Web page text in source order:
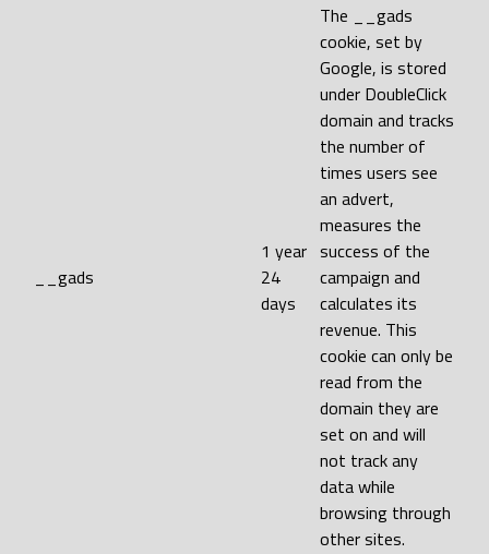
__gads
1 year
24
days
The __gads
cookie, set by
Google, is stored
under DoubleClick
domain and tracks
the number of
times users see
an advert,
measures the
success of the
campaign and
calculates its
revenue. This
cookie can only be
read from the
domain they are
set on and will
not track any
data while
browsing through
other sites.